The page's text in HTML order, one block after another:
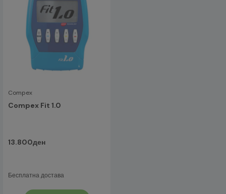
Compex
Compex Fit 1.0
13.800ден
Бесплатна достава